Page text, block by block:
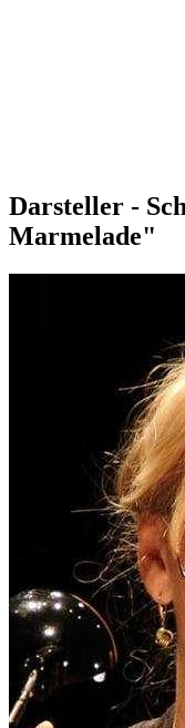
Darsteller -
Marmelade"